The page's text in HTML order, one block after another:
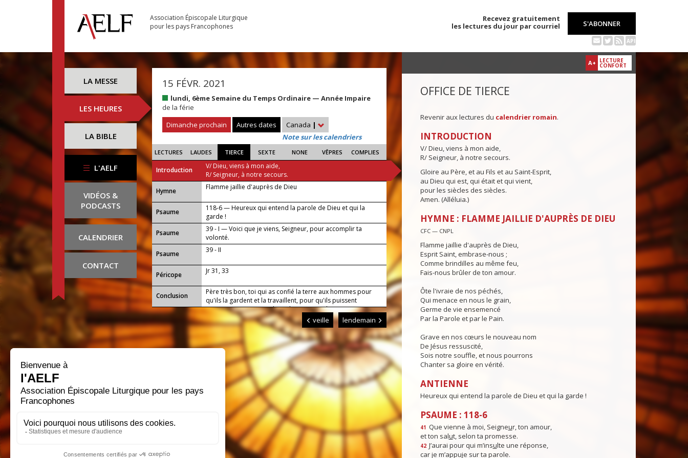
Association Épiscopale Liturgique
pour les pays Francophones
Recevez gratuitement
les lectures du jour par courriel
S'ABONNER
API
LA MESSE
LES HEURES
LA BIBLE
L'AELF
VIDÉOS &
PODCASTS
CALENDRIER
CONTACT
15 FÉVR. 2021
lundi, 6ème Semaine du Temps Ordinaire — Année Impaire
de la férie
Dimanche prochain
Autres dates Canada |
Note sur les calendriers
LECTURES LAUDES TIERCE SEXTE NONE VÊPRES COMPLIES
Introduction
V/ Dieu, viens à mon aide,
R/ Seigneur, à notre secours.
...
Hymne Flamme jaillie d'auprès de Dieu
Psaume
118-6 — Heureux qui entend la parole de Dieu et qui la
garde !
Psaume
39 - I — Voici que je viens, Seigneur, pour accomplir ta
volonté.
Psaume
39 - II
Péricope Jr 31, 33
Conclusion
Père très bon, toi qui as confié la terre aux hommes pour
qu'ils la gardent et la travaillent, pour qu'ils puissent
progresser en s'entraidant, donne-nous de mener nos
travaux avec un esprit filial envers toi et un esprit fraternel
envers tous. Par Jésus, le Christ, notre Seigneur. Amen.
veille lendemain
A+ LECTURE
CONFORT
OFFICE DE TIERCE
Revenir aux lectures du calendrier romain.
INTRODUCTION
V/ Dieu, viens à mon aide,
R/ Seigneur, à notre secours.
Gloire au Père, et au Fils et au Saint-Esprit,
au Dieu qui est, qui était et qui vient,
pour les siècles des siècles.
Amen. (Alléluia.)
HYMNE : FLAMME JAILLIE D'AUPRÈS DE DIEU
CFC — CNPL
Flamme jaillie d'auprès de Dieu,
Esprit Saint, embrase-nous ;
Comme brindilles au même feu,
Fais-nous brûler de ton amour.
Ôte l'ivraie de nos péchés,
Qui menace en nous le grain,
Germe de vie ensemencé
Par la Parole et par le Pain.
Grave en nos cœurs le nouveau nom
De Jésus ressuscité,
Sois notre souffle, et nous pourrons
Chanter sa gloire en vérité.
ANTIENNE
Heureux qui entend la parole de Dieu et qui la garde !
PSAUME : 118-6
41 Que vienne à moi, Seigneur, ton amour,
et ton salut, selon ta promesse.
42 J’aurai pour qui m’insulte une réponse,
car je m’appuie sur ta parole.